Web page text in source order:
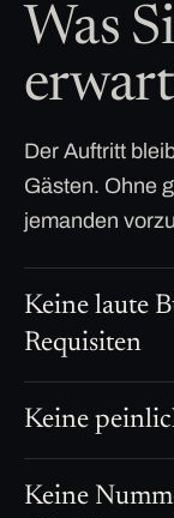
Was
Der Auftritt
Gästen. Ohne
jemanden
Keine laute
Requisiten
Keine
Keine